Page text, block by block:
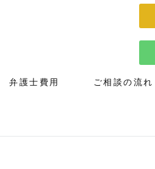
弁護士費用 ご相談の流れ